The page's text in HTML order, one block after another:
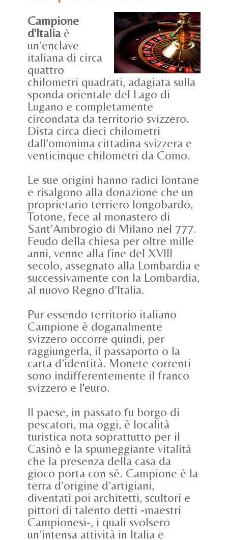
Campione
d'Italiaè
un’enclave
italiana di circa
quattro
chilometri quadrati, adagiata sulla
sponda orientale del Lago di
Lugano e completamente
circondata da territorio svizzero.
Dista circa dieci chilometri
dall’omonima cittadina svizzera e
venticinque chilometri da Como.
Le sue origini hanno radici lontane
e risalgono alla donazione che un
proprietario terriero longobardo,
Totone, fece al monastero di
Sant’Ambrogio di Milano nel 777.
Feudo della chiesa per oltre mille
anni, venne alla fine del XVIII
secolo, assegnato alla Lombardia e
successivamente con la Lombardia,
al nuovo Regno d’Italia.
Pur essendo territorio italiano
Campione è doganalmente
svizzero occorre quindi, per
raggiungerla, il passaporto o la
carta d’identità. Monete correnti
sono indifferentemente il franco
svizzero e l'euro.
Il paese, in passato fu borgo di
pescatori, ma oggi, è località
turistica nota soprattutto per il
Casinò e la spumeggiante vitalità
che la presenza della casa da
gioco porta con sé. Campione è la
terra d’origine d’artigiani,
diventati poi architetti, scultori e
pittori di talento detti -maestri
Campionesi-, i quali svolsero
un’intensa attività in Italia e